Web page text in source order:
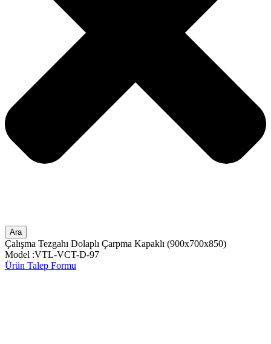
Ara
Çalışma Tezgahı Dolaplı Çarpma Kapaklı (900x700x850)
Model :VTL-VCT-D-97
Ürün Talep Formu